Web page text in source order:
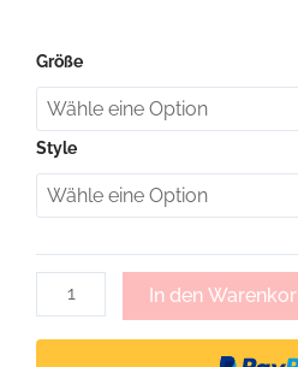
Größe
Style
Monique,
mit
-
Menge
In den